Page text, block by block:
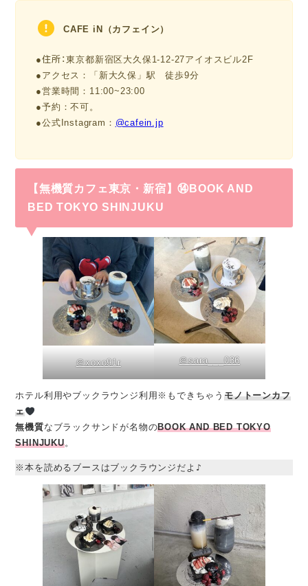
CAFE iN（カフェイン）
●住所：東京都新宿区大久保1-12-27アイオスビル2F
●アクセス：「新大久保」駅 徒歩9分
●営業時間：11:00~23:00
●予約：不可。
●公式Instagram： @cafein.jp
【無機質カフェ東京・新宿】⑭BOOK AND
BED TOKYO SHINJUKU
＠xoxo91r ＠sara___036
ホテル利用やブックラウンジ利用※もできちゃう モノトーンカフ
ェ
無機質なブラックサンドが名物のBOOK AND BED TOKYO
SHINJUKU。
※本を読めるブースはブックラウンジだよ♪